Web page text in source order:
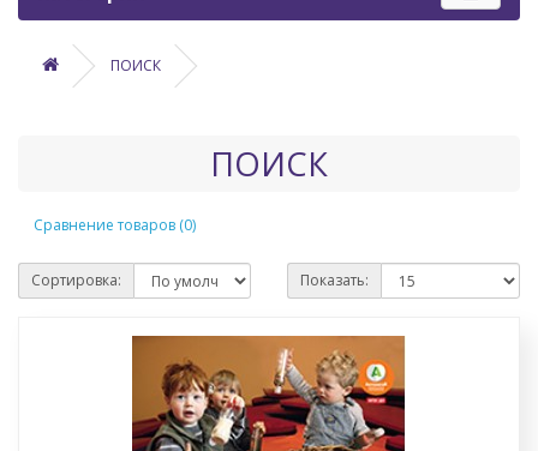
ПОИСК
ПОИСК
Сравнение товаров (0)
Сортировка: Показать: